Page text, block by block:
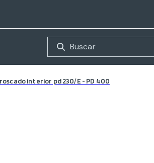
interior pd 230/E - PD 400